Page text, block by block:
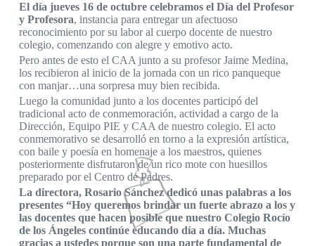
El día jueves 16 de octubre celebramos el Día del Profesor
y Profesora, instancia para entregar un afectuoso
reconocimiento por su labor al cuerpo docente de nuestro
colegio, comenzando con alegre y emotivo acto.
Pero antes de esto el CAA junto a su profesor Jaime Medina,
los recibieron al inicio de la jornada con un rico panqueque
con manjar…una sorpresa muy bien recibida.
Luego la comunidad junto a los docentes participó del
tradicional acto de conmemoración, actividad a cargo de la
Dirección, Equipo PIE y CAA de nuestro colegio. El acto
conmemorativo se desarrolló en torno a la expresión artística,
con baile y poesía en homenaje a los maestros, quienes
posteriormente disfrutaron de un rico mote con huesillos
preparado por el Centro de Padres.
La directora, Rosario Sánchez dedicó unas palabras a los
presentes “Hoy queremos brindar un fuerte abrazo a los y
las docentes que hacen posible que nuestro Colegio Rocío
de los Ángeles continúe educando día a día. Muchas
gracias a ustedes porque son una parte fundamental de